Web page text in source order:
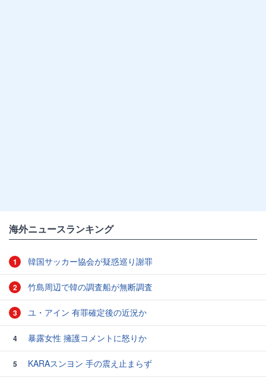
海外ニュースランキング
1 韓国サッカー協会が疑惑巡り謝罪
2 竹島周辺で韓の調査船が無断調査
3 ユ・アイン 有罪確定後の近況か
4 暴露女性 擁護コメントに怒りか
5
KARAスンヨン 手の震え止まらず